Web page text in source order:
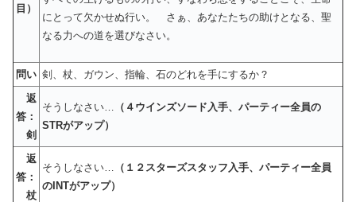
目）
にとって欠かせぬ行い。 さぁ、あなたたちの助けとなる、聖
なる力への道を選びなさい。
問い 剣、杖、ガウン、指輪、石のどれを手にするか？
返
答：
剣
そうしなさい…
（４ウインズソード入手、パーティー全員の
STRがアップ）
返
答：
杖
そうしなさい…
（１２スターズスタッフ入手、パーティー全員
のINTがアップ）